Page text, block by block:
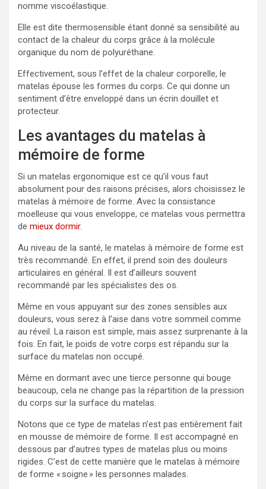
nomme viscoélastique.
Elle est dite thermosensible étant donné sa sensibilité au
contact de la chaleur du corps grâce à la molécule
organique du nom de polyuréthane.
Effectivement, sous l’effet de la chaleur corporelle, le
matelas épouse les formes du corps. Ce qui donne un
sentiment d’être enveloppé dans un écrin douillet et
protecteur.
Les avantages du matelas à
mémoire de forme
Si un matelas ergonomique est ce qu’il vous faut
absolument pour des raisons précises, alors choisissez le
matelas à mémoire de forme. Avec la consistance
moelleuse qui vous enveloppe, ce matelas vous permettra
de mieux dormir.
Au niveau de la santé, le matelas à mémoire de forme est
très recommandé. En effet, il prend soin des douleurs
articulaires en général. Il est d’ailleurs souvent
recommandé par les spécialistes des os.
Même en vous appuyant sur des zones sensibles aux
douleurs, vous serez à l’aise dans votre sommeil comme
au réveil. La raison est simple, mais assez surprenante à la
fois. En fait, le poids de votre corps est répandu sur la
surface du matelas non occupé.
Même en dormant avec une tierce personne qui bouge
beaucoup, cela ne change pas la répartition de la pression
du corps sur la surface du matelas.
Notons que ce type de matelas n’est pas entièrement fait
en mousse de mémoire de forme. Il est accompagné en
dessous par d’autres types de matelas plus ou moins
rigides. C’est de cette manière que le matelas à mémoire
de forme « soigne » les personnes malades.